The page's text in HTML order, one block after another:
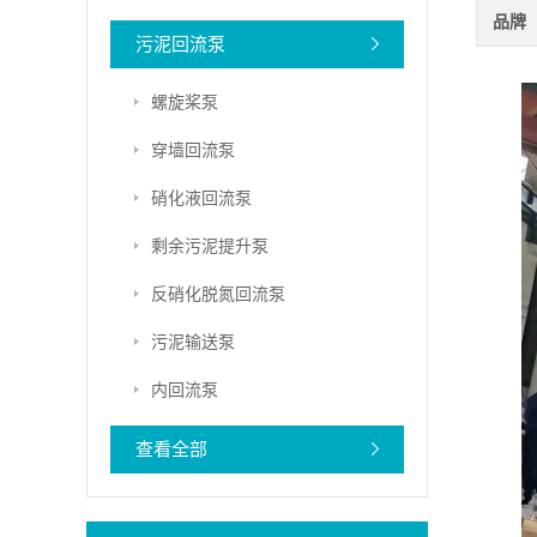
污泥回流泵
螺旋桨泵
穿墙回流泵
硝化液回流泵
剩余污泥提升泵
反硝化脱氮回流泵
污泥输送泵
内回流泵
查看全部
品牌